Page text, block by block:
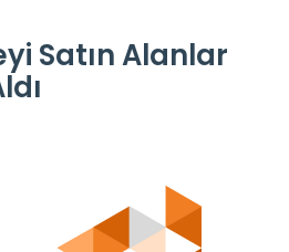
Satın Alanlar